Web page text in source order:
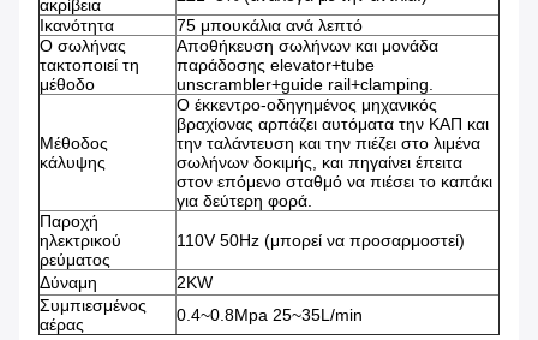
ακρίβεια
Ικανότητα
75 μπουκάλια ανά λεπτό
Ο σωλήνας
τακτοποιεί τη
μέθοδο
Αποθήκευση σωλήνων και μονάδα
παράδοσης elevator+tube
unscrambler+guide rail+clamping.
Μέθοδος
κάλυψης
Ο έκκεντρο-οδηγημένος μηχανικός
βραχίονας αρπάζει αυτόματα την ΚΑΠ και
την ταλάντευση και την πιέζει στο λιμένα
σωλήνων δοκιμής, και πηγαίνει έπειτα
στον επόμενο σταθμό να πιέσει το καπάκι
για δεύτερη φορά.
Παροχή
ηλεκτρικού
ρεύματος
110V 50Hz (μπορεί να προσαρμοστεί)
Δύναμη
2KW
Συμπιεσμένος
αέρας
0.4~0.8Mpa 25~35L/min